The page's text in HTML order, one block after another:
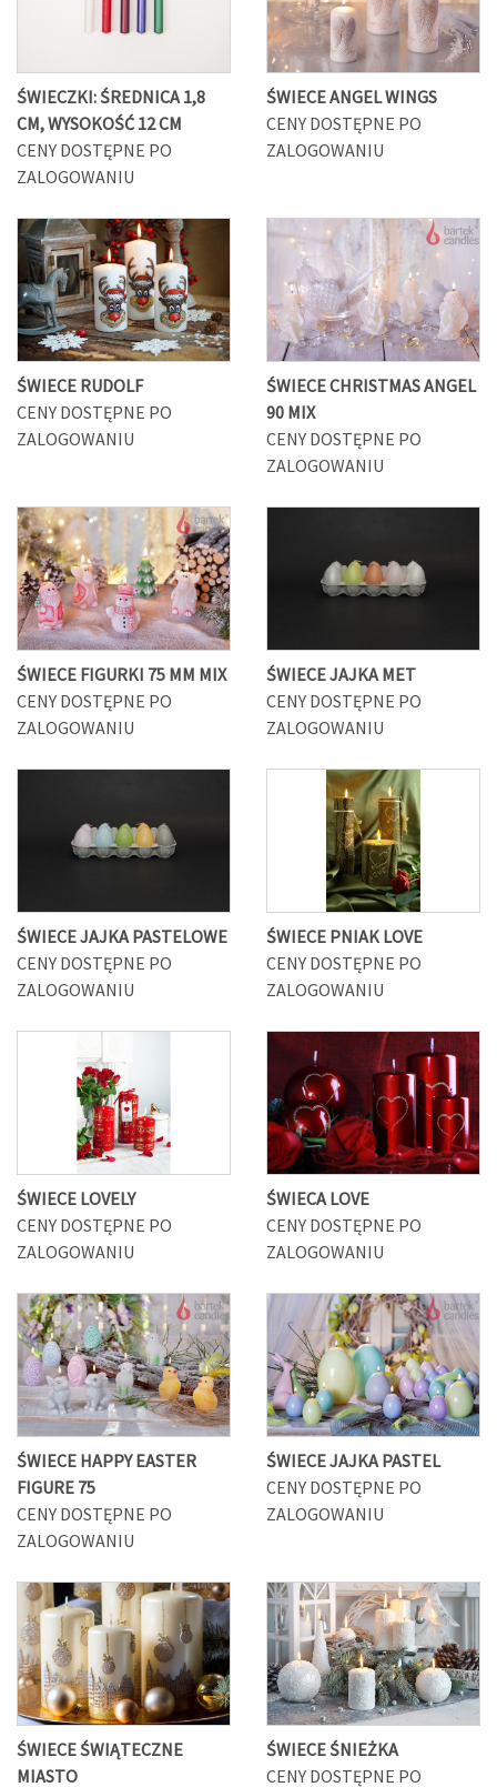
ŚWIECZKI: ŚREDNICA 1,8
CM, WYSOKOŚĆ 12 CM
CENY DOSTĘPNE PO
ZALOGOWANIU
ŚWIECE ANGEL WINGS
CENY DOSTĘPNE PO
ZALOGOWANIU
ŚWIECE RUDOLF
CENY DOSTĘPNE PO
ZALOGOWANIU
ŚWIECE CHRISTMAS ANGEL
90 MIX
CENY DOSTĘPNE PO
ZALOGOWANIU
ŚWIECE FIGURKI 75 MM MIX
CENY DOSTĘPNE PO
ZALOGOWANIU
ŚWIECE JAJKA MET
CENY DOSTĘPNE PO
ZALOGOWANIU
ŚWIECE JAJKA PASTELOWE
CENY DOSTĘPNE PO
ZALOGOWANIU
ŚWIECE PNIAK LOVE
CENY DOSTĘPNE PO
ZALOGOWANIU
ŚWIECE LOVELY
CENY DOSTĘPNE PO
ZALOGOWANIU
ŚWIECA LOVE
CENY DOSTĘPNE PO
ZALOGOWANIU
ŚWIECE HAPPY EASTER
FIGURE 75
CENY DOSTĘPNE PO
ZALOGOWANIU
ŚWIECE JAJKA PASTEL
CENY DOSTĘPNE PO
ZALOGOWANIU
ŚWIECE ŚWIĄTECZNE
MIASTO
ŚWIECE ŚNIEŻKA
CENY DOSTĘPNE PO